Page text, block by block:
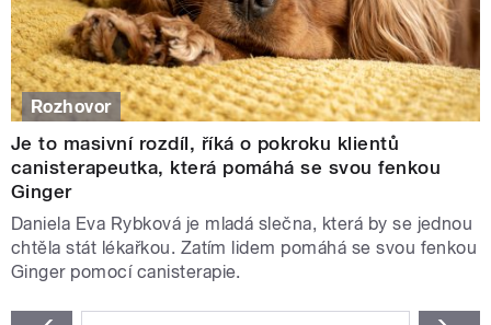
Rozhovor
Je to masivní rozdíl, říká o pokroku klientů
canisterapeutka, která pomáhá se svou fenkou
Ginger
Daniela Eva Rybková je mladá slečna, která by se jednou
chtěla stát lékařkou. Zatím lidem pomáhá se svou fenkou
Ginger pomocí canisterapie.